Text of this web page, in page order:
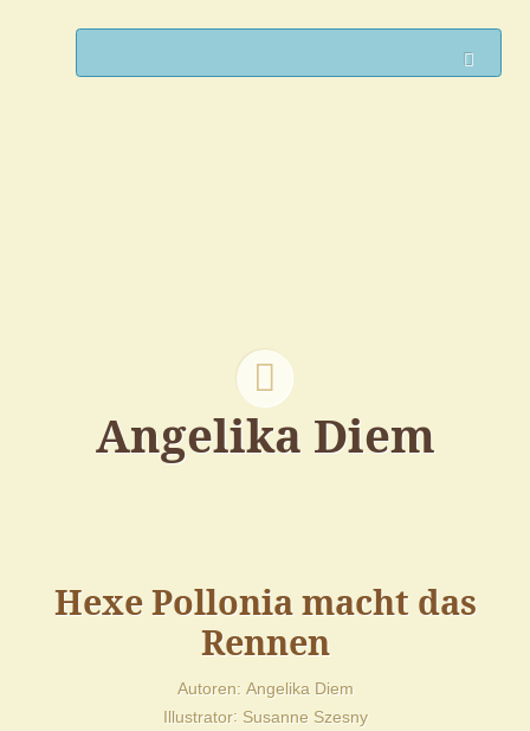
Angelika Diem
Hexe Pollonia macht das
Rennen
Autoren Angelika Diem
Illustrator Susanne Szesny